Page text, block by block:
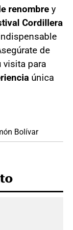
renombre y
Cordillera
de
visita para
única
Bolívar